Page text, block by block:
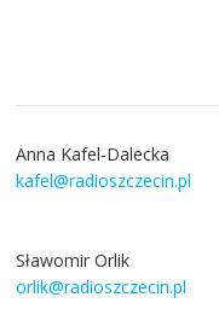
Anna Kafel-Dalecka
kafel@radioszczecin.pl
Sławomir Orlik
orlik@radioszczecin.pl